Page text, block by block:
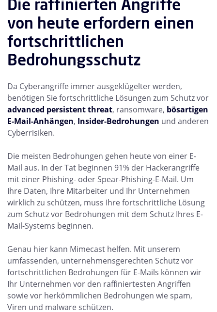
Die raffinierten Angriffe
von heute erfordern einen
fortschrittlichen
Bedrohungsschutz
Da Cyberangriffe immer ausgeklügelter werden,
benötigen Sie fortschrittliche Lösungen zum Schutz vor
advanced persistent threat, ransomware, bösartigen
E-Mail-Anhängen, Insider-Bedrohungen und anderen
Cyberrisiken.
Die meisten Bedrohungen gehen heute von einer E-
Mail aus. In der Tat beginnen 91% der Hackerangriffe
mit einer Phishing- oder Spear-Phishing-E-Mail. Um
Ihre Daten, Ihre Mitarbeiter und Ihr Unternehmen
wirklich zu schützen, muss Ihre fortschrittliche Lösung
zum Schutz vor Bedrohungen mit dem Schutz Ihres E-
Mail-Systems beginnen.
Genau hier kann Mimecast helfen. Mit unserem
umfassenden, unternehmensgerechten Schutz vor
fortschrittlichen Bedrohungen für E-Mails können wir
Ihr Unternehmen vor den raffiniertesten Angriffen
sowie vor herkömmlichen Bedrohungen wie spam,
Viren und malware schützen.